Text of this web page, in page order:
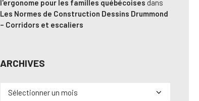
l'ergonome pour les familles québécoises dans
Les Normes de Construction Dessins Drummond
– Corridors et escaliers
ARCHIVES
Archives